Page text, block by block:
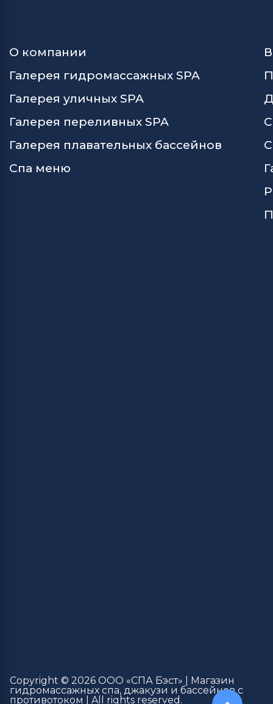
О компании
Галерея гидромассажных SPA
Галерея уличных SPA
Галерея переливных SPA
Галерея плавательных бассейнов
Спа меню
Copyright © 2026 ООО «СПА Бэст» | Магазин
гидромассажных спа, джакузи и бассейнов с
противотоком | All rights reserved.